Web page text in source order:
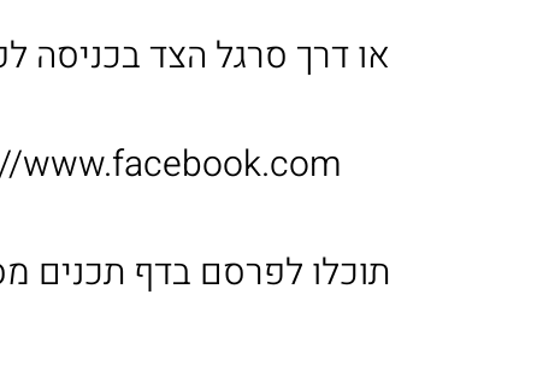
או דרך סרגל הצד בכניסה
www.facebook.com
תוכלו לפרסם בדף תכנים